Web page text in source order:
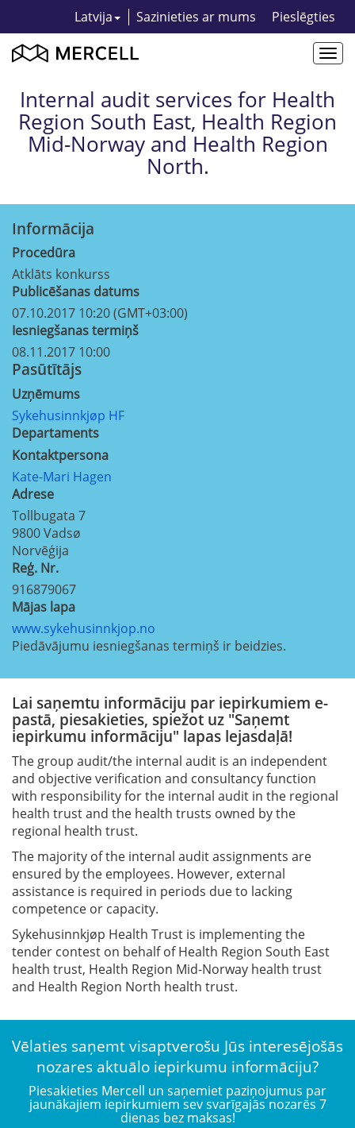
Latvija Sazinieties ar mums Pieslēgties
Internal audit services for Health
Region South East, Health Region
Mid-Norway and Health Region
North.
Informācija
Procedūra
Atklāts konkurss
Publicēšanas datums
07.10.2017 10:20 (GMT+03:00)
Iesniegšanas termiņš
08.11.2017 10:00
Pasūtītājs
Uzņēmums
Sykehusinnkjøp HF
Departaments
Kontaktpersona
Kate-Mari Hagen
Adrese
Tollbugata 7
9800Vadsø
Norvēģija
Reģ. Nr.
916879067
Mājas lapa
www.sykehusinnkjop.no
Piedāvājumu iesniegšanas termiņš ir beidzies.
Lai saņemtu informāciju par iepirkumiem e-
pastā, piesakieties, spiežot uz "Saņemt
iepirkumu informāciju" lapas lejasdaļā!
The group audit/the internal audit is an independent
and objective verification and consultancy function
with responsibility for the internal audit in the regional
health trust and the health trusts owned by the
regional health trust.
The majority of the internal audit assignments are
ensured by the employees. However, external
assistance is required in periods due to lacking
competence or capacity.
Sykehusinnkjøp Health Trust is implementing the
tender contest on behalf of Health Region South East
health trust, Health Region Mid-Norway health trust
and Health Region North health trust.
Vēlaties saņemt visaptverošu Jūs interesējošās
nozares aktuālo iepirkumu informāciju?
Piesakieties Mercell un saņemiet paziņojumus par
jaunākajiem iepirkumiem sev svarīgajās nozarēs 7
dienas bez maksas!